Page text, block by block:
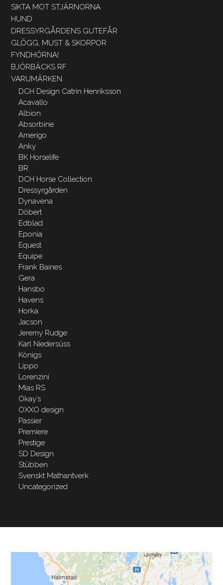
SIKTA MOT STJÄRNORNA
HUND
DRESSYRGÅRDENS GUTEFÅR
GLÖGG, MUST & SKORPOR
FYNDHÖRNA!
BJÖRBÄCKS RF
VARUMÄRKEN
DCH Design Catrin Henriksson
Acavallo
Albion
Absorbine
Amerigo
Anky
BK Horselife
BR
DCH Horse Collection
Dressyrgården
Dynavena
Döbert
Edblad
Eponia
Equest
Equipe
Frank Baines
Gera
Hansbo
Havens
Horka
Jacson
Jeremy Rudge
Karl Niedersüss
Königs
Lippo
Lorenzini
Mias RS
Okay’s
OXXO design
Passier
Premiere
Prestige
SD Design
Stübben
Svenskt Mathantverk
Uncategorized